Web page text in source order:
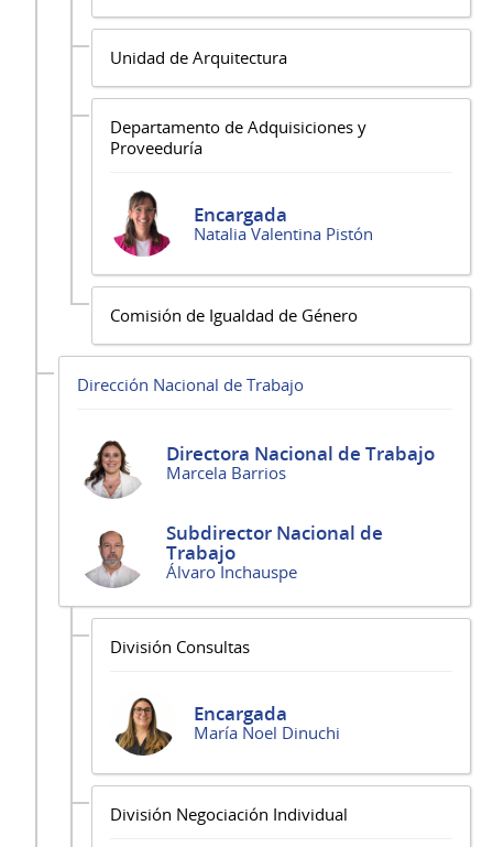
Unidad de Arquitectura
Departamento de Adquisiciones y
Proveeduría
Encargada
Natalia Valentina Pistón
Comisión de Igualdad de Género
Dirección Nacional de Trabajo
Directora Nacional de Trabajo
Marcela Barrios
Subdirector Nacional de
Trabajo
Álvaro Inchauspe
División Consultas
Encargada
María Noel Dinuchi
División Negociación Individual